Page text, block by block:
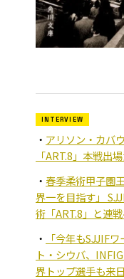
INTERVIEW
アリソン・カバ
「ART.8」本戦出
春季柔術甲子園
界一を目指す」
術「ART.8」と連
「今年もSJJIF
ト・シウバ、
界トップ選手も来日